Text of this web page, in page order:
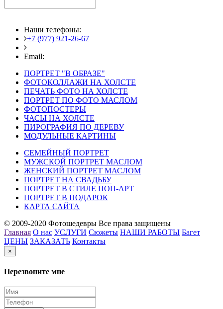
Наши телефоны:
+7 (977) 921-26-67
Email:
ПОРТРЕТ "В ОБРАЗЕ"
ФОТОКОЛЛАЖИ НА ХОЛСТЕ
ПЕЧАТЬ ФОТО НА ХОЛСТЕ
ПОРТРЕТ ПО ФОТО МАСЛОМ
ФОТОПОСТЕРЫ
ЧАСЫ НА ХОЛСТЕ
ПИРОГРАФИЯ ПО ДЕРЕВУ
МОДУЛЬНЫЕ КАРТИНЫ
СЕМЕЙНЫЙ ПОРТРЕТ
МУЖСКОЙ ПОРТРЕТ МАСЛОМ
ЖЕНСКИЙ ПОРТРЕТ МАСЛОМ
ПОРТРЕТ НА СВАДЬБУ
ПОРТРЕТ В СТИЛЕ ПОП-АРТ
ПОРТРЕТ В ПОДАРОК
КАРТА САЙТА
© 2009-2020 Фотошедевры Все права защищены
Главная О нас УСЛУГИ Сюжеты НАШИ РАБОТЫ Багет
ЦЕНЫ ЗАКАЗАТЬ Контакты
×
Перезвоните мне